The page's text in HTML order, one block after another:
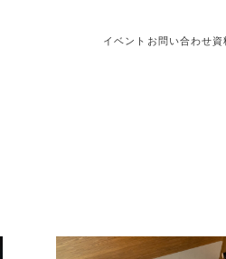
イベント お問い合わせ資